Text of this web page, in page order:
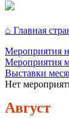
⌂ Главная
Мероприятия
Мероприятия
Выставки
Нет
Август